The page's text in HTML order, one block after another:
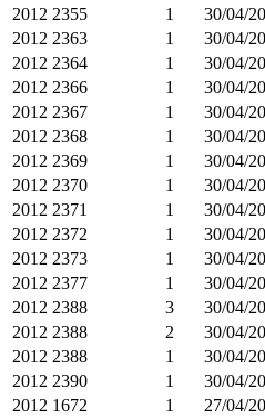
2012 2355 1 30/04/
2012 2363 1 30/04/
2012 2364 1 30/04/
2012 2366 1 30/04/
2012 2367 1 30/04/
2012 2368 1 30/04/
2012 2369 1 30/04/
2012 2370 1 30/04/
2012 2371 1 30/04/
2012 2372 1 30/04/
2012 2373 1 30/04/
2012 2377 1 30/04/
2012 2388 3 30/04/
2012 2388 2 30/04/
2012 2388 1 30/04/
2012 2390 1 30/04/
2012 1672 1 27/04/